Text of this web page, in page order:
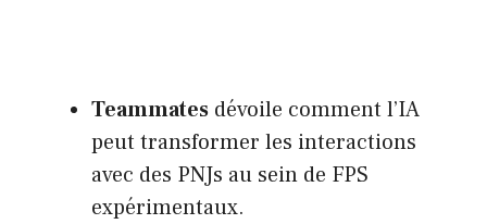
Teammates dévoile comment l’IA
peut transformer les interactions
avec des PNJs au sein de FPS
expérimentaux.